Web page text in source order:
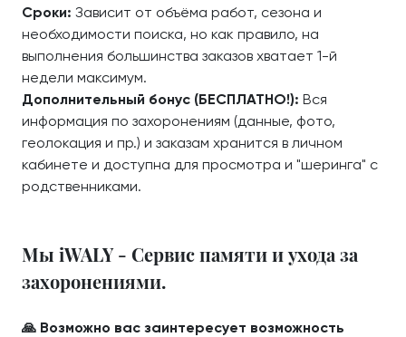
Сроки: Зависит от объёма работ, сезона и
необходимости поиска, но как правило, на
выполнения большинства заказов хватает 1-й
недели максимум.
Дополнительный бонус (БЕСПЛАТНО!): Вся
информация по захоронениям (данные, фото,
геолокация и пр.) и заказам хранится в личном
кабинете и доступна для просмотра и "шеринга" с
родственниками.
Мы iWALY - Сервис памяти и ухода за
захоронениями.
🙏 Возможно вас заинтересует возможность